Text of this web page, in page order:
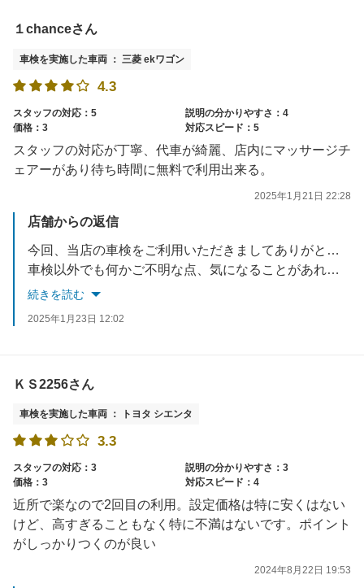
１chanceさん
車検を実施した車両 ： 三菱 ekワゴン
4.3
スタッフの対応：5
説明の分かりやすさ：4
価格：3
対応スピード：5
スタッフの対応が丁寧、代車が綺麗、店内にマッサージチ
ェアーがあり待ち時間に無料で利用出来る。
2025年1月21日 22:28
店舗からの返信
今回、当店の車検をご利用いただきましてありがとうございます。
車検以外でも何かご不明な点、気になることがあればぜひご相談ください！
この度はありがとうございました。またのご来店お待ちしております。
続きを読む
2025年1月23日 12:02
ＫＳ2256さん
車検を実施した車両 ： トヨタ シエンタ
3.3
スタッフの対応：3
説明の分かりやすさ：3
価格：3
対応スピード：4
近所で楽なので2回目の利用。設定価格は特に安くはない
けど、高すぎることもなく特に不満はないです。ポイント
がしっかりつくのが良い
2024年8月22日 19:53